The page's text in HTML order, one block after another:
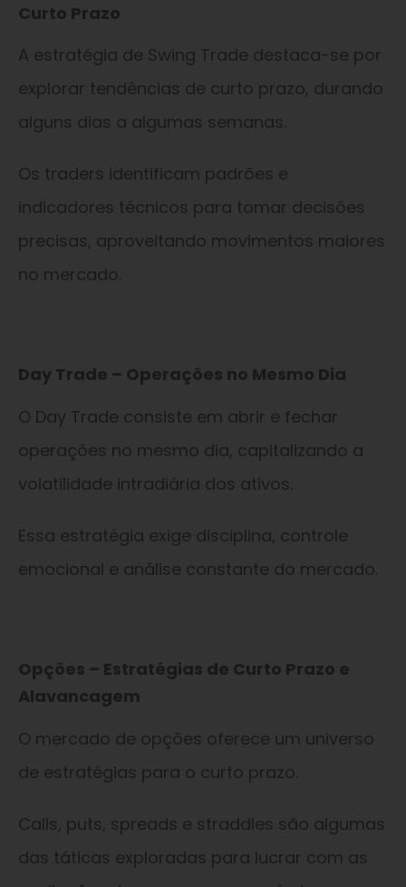
Curto Prazo
A estratégia de Swing Trade destaca-se por
explorar tendências de curto prazo, durando
alguns dias a algumas semanas.
Os traders identificam padrões e
indicadores técnicos para tomar decisões
precisas, aproveitando movimentos maiores
no mercado.
Day Trade – Operações no Mesmo Dia
O Day Trade consiste em abrir e fechar
operações no mesmo dia, capitalizando a
volatilidade intradiária dos ativos.
Essa estratégia exige disciplina, controle
emocional e análise constante do mercado.
Opções – Estratégias de Curto Prazo e
Alavancagem
O mercado de opções oferece um universo
de estratégias para o curto prazo.
Calls, puts, spreads e straddles são algumas
das táticas exploradas para lucrar com as